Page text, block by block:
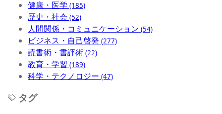
健康・医学 (185)
歴史・社会 (52)
人間関係・コミュニケーション (54)
ビジネス・自己啓発 (277)
読書術・書評術 (22)
教育・学習 (189)
科学・テクノロジー (47)
タグ